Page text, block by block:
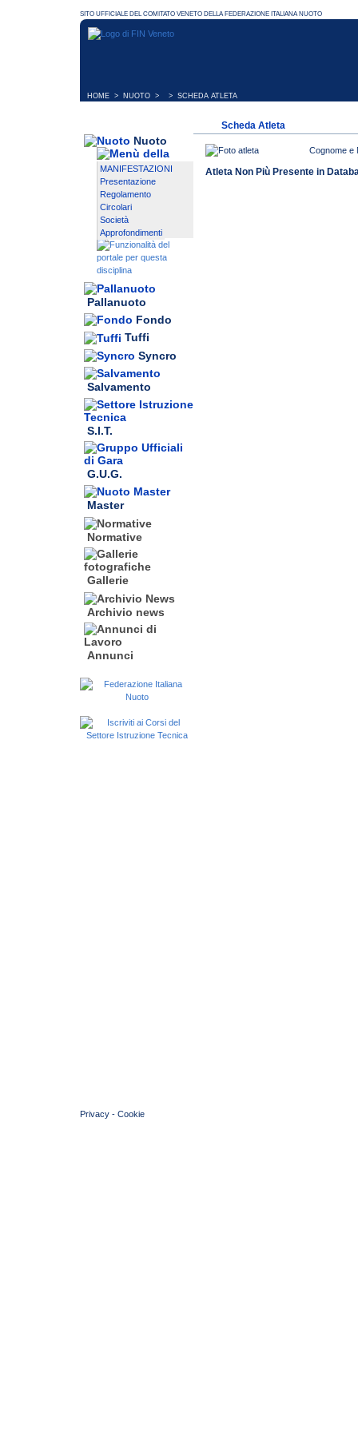
HOME > NUOTO > > SCHEDA ATLETA
Nuoto
MANIFESTAZIONI
Presentazione
Regolamento
Circolari
Società
Approfondimenti
Pallanuoto
Fondo
Tuffi
Syncro
Salvamento
S.I.T.
G.U.G.
Master
Normative
Gallerie
Archivio news
Annunci
Scheda Atleta
Cognome e
Atleta Non Più Presente in
Privacy - Cookie